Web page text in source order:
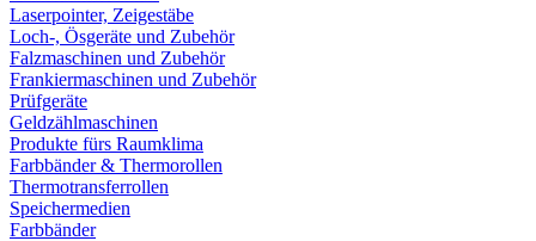
Laserpointer, Zeigestäbe
Loch-, Ösgeräte und Zubehör
Falzmaschinen und Zubehör
Frankiermaschinen und Zubehör
Prüfgeräte
Geldzählmaschinen
Produkte fürs Raumklima
Farbbänder & Thermorollen
Thermotransferrollen
Speichermedien
Farbbänder